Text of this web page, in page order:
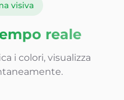
visiva
reale
i colori, visualizza